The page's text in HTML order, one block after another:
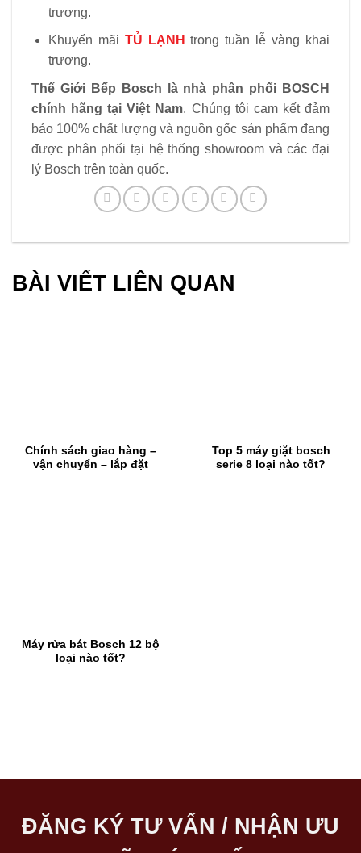
trương.
Khuyến mãi TỦ LẠNH trong tuần lễ vàng khai
trương.
Thế Giới Bếp Bosch là nhà phân phối BOSCH
chính hãng tại Việt Nam. Chúng tôi cam kết đảm
bảo 100% chất lượng và nguồn gốc sản phẩm đang
được phân phối tại hệ thống showroom và các đại
lý Bosch trên toàn quốc.
BÀI VIẾT LIÊN QUAN
Chính sách giao hàng –
vận chuyển – lắp đặt
Top 5 máy giặt bosch
serie 8 loại nào tốt?
Máy rửa bát Bosch 12 bộ
loại nào tốt?
ĐĂNG KÝ TƯ VẤN / NHẬN ƯU